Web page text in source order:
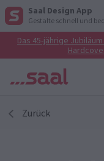
Saal Design App
Gestalte schnell und
Das 45-jährige
Zurück